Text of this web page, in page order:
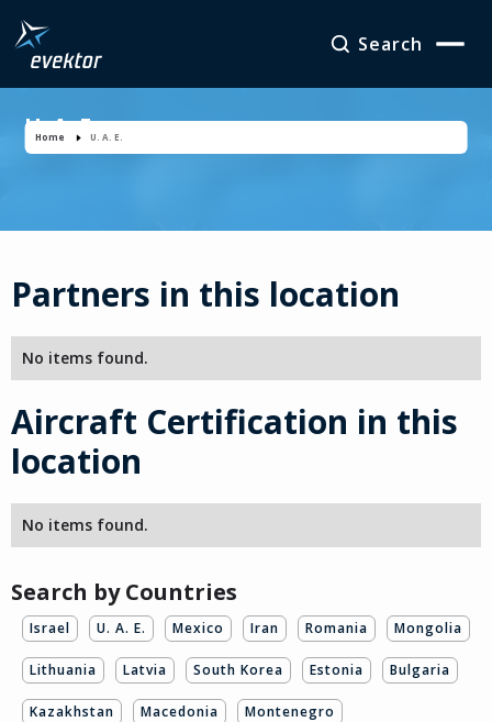
Search
U. A. E.
Home U. A. E.
Partners in this location
No items found.
Aircraft Certification in this
location
No items found.
Search by Countries
Israel U. A. E. Mexico Iran Romania Mongolia
Lithuania Latvia South Korea Estonia Bulgaria
Kazakhstan Macedonia Montenegro